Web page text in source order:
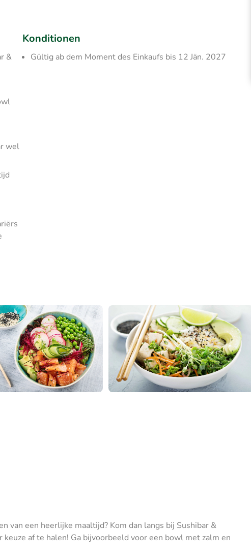
&
wel
Konditionen
Gültig ab dem Moment des Einkaufs bis 12 Jän. 2027
van een heerlijke maaltijd? Kom dan langs bij Sushibar &
af te halen! Ga bijvoorbeeld voor een bowl met zalm en